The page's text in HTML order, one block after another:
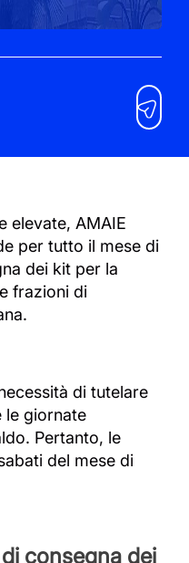
elevate, AMAIE
per tutto il mese di
dei kit per la
frazioni di
di tutelare
le giornate
Pertanto, le
del mese di
consegna dei